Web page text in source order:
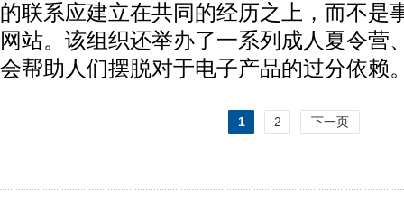
的联系应建立在共同的经历之上，而不是
网站。该组织还举办了一系列成人夏令营
会帮助人们摆脱对于电子产品的过分依赖
1 2 下一页